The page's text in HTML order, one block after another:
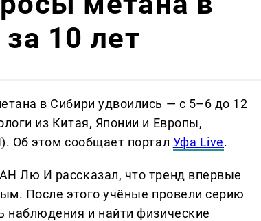
10 лет
в Сибири удвоились — с 5–6 до 12
из Китая, Японии и Европы,
Об этом сообщает портал Уфа Live.
Лю И рассказал, что тренд впервые
После этого учёные провели серию
наблюдения и найти физические